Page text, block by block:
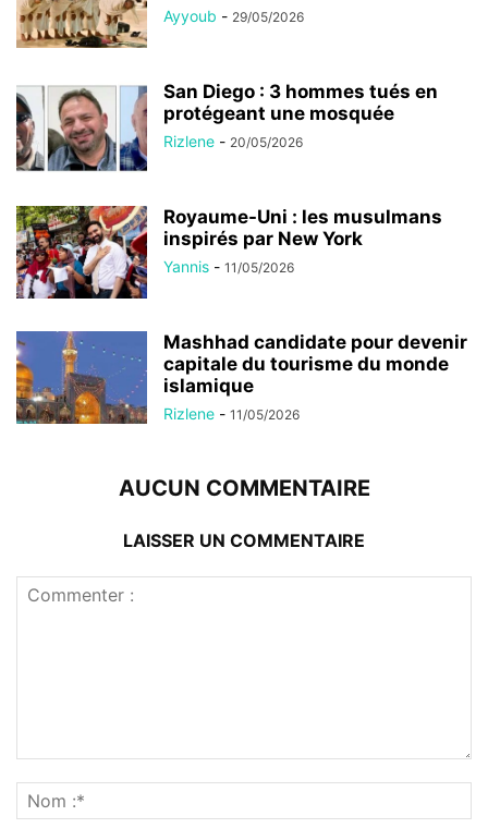
Ayyoub - 29/05/2026
San Diego : 3 hommes tués en
protégeant une mosquée
Rizlene - 20/05/2026
Royaume-Uni : les musulmans
inspirés par New York
Yannis - 11/05/2026
Mashhad candidate pour devenir
capitale du tourisme du monde
islamique
Rizlene - 11/05/2026
AUCUN COMMENTAIRE
LAISSER UN COMMENTAIRE